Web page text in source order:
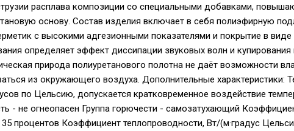
расплава композиции со специальными добавками,
основу. Состав изделия включает в себя полиэфирную
с высокими адгезионными показателями и покрытие в виде
определяет эффект диссипации звуковых волн и
природа полиуретанового полотна не даёт возможности
из окружающего воздуха. Дополнительные характеристики:
по Цельсию, допускается кратковременное воздействие
- не огнеопасен Группа горючести - самозатухающий
процентов Коэффициент теплопроводности, Вт/(м·градус